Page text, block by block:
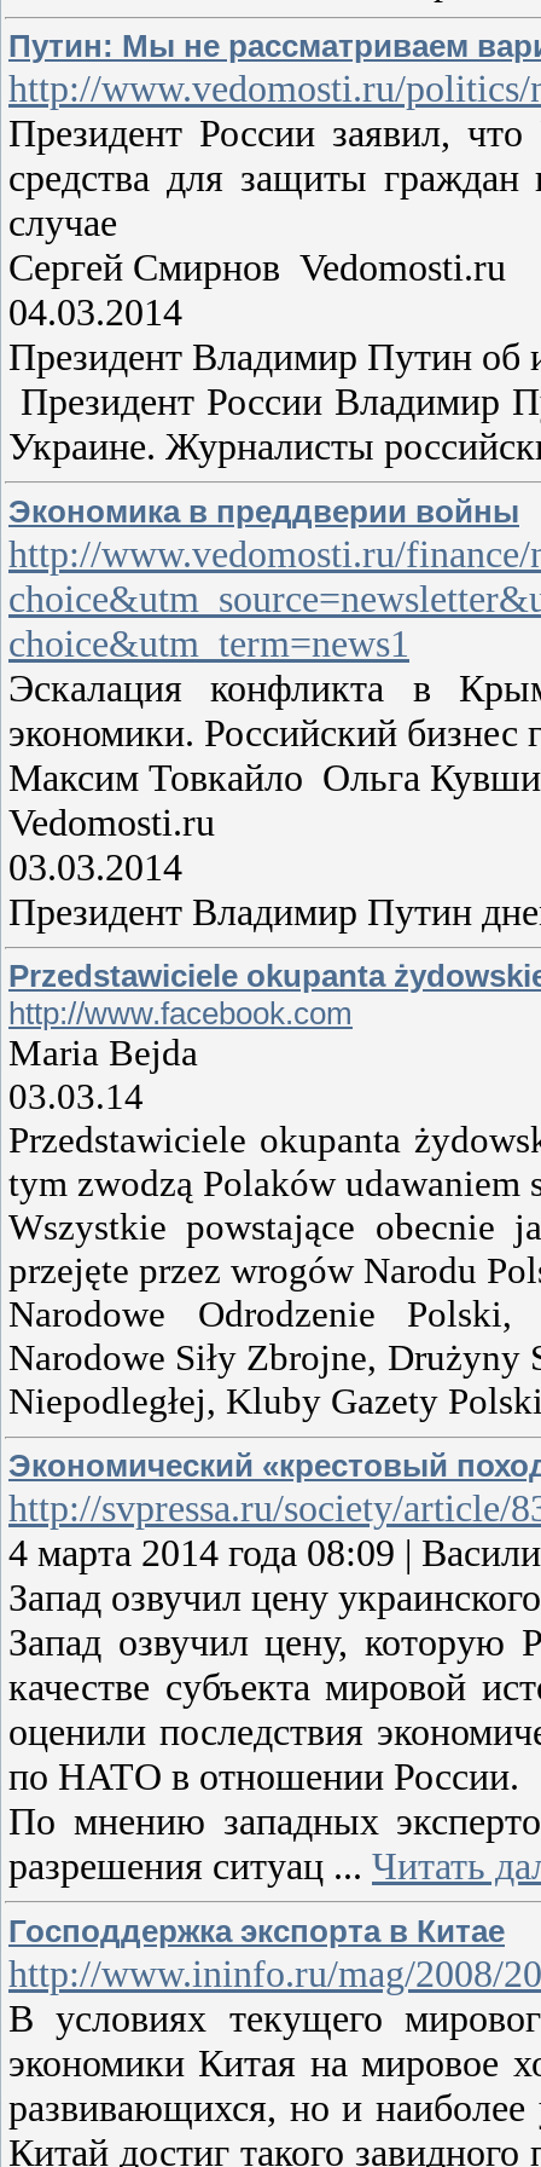
Путин: Мы не рассматриваем
http://www.vedomosti.ru/politics/
Президент России заявил,
средства для защиты
случае
Сергей Смирнов Vedomosti.ru
04.03.2014
Президент Владимир Путин об
Президент России Владимир
Украине. Журналисты
Экономика в преддверии войны
http://www.vedomosti.ru/
choice&utm_term=news1
Эскалация конфликта в
экономики. Российский бизнес
Максим Товкайло Ольга
Vedomosti.ru
03.03.2014
Президент Владимир Путин
Przedstawiciele okupanta
http://www.facebook.com
Maria Bejda
03.03.14
Przedstawiciele okupanta
tym zwodzą Polaków udawaniem
Wszystkie powstające obecnie
przejęte przez wrogów Narodu
Narodowe Odrodzenie Polski,
Narodowe Siły Zbrojne, Drużyny
Niepodległej, Kluby Gazety
Экономический «крестовый
http://svpressa.ru/society/article/
4 марта 2014 года 08:09 |
Запад озвучил цену
Запад озвучил цену, которую
качестве субъекта мировой
оценили последствия
по НАТО в отношении России.
По мнению западных
разрешения ситуац ... Читать
Господдержка экспорта в Китае
http://www.ininfo.ru/mag/2008/
В условиях текущего
экономики Китая на мировое
развивающихся, но и
Китай достиг такого